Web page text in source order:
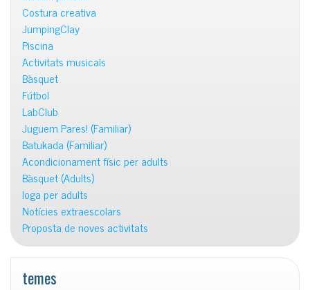
Costura creativa
JumpingClay
Piscina
Activitats musicals
Bàsquet
Fútbol
LabClub
Juguem Pares! (Familiar)
Batukada (Familiar)
Acondicionament físic per adults
Bàsquet (Adults)
Ioga per adults
Notícies extraescolars
Proposta de noves activitats
temes